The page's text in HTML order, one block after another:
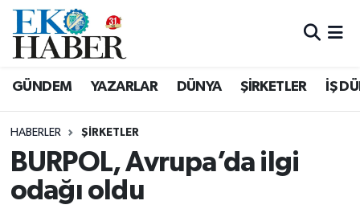
GÜNDEM YAZARLAR DÜNYA ŞİRKETLER İŞ
HABERLER ŞIRKETLER
BURPOL, Avrupa’da ilgi
odağı oldu
Hava Durumu
Tüm Manşetler